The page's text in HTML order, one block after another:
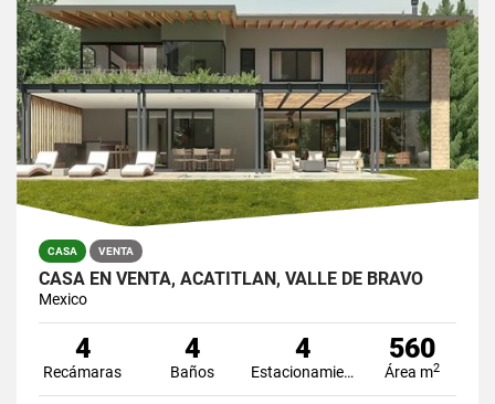
CASA VENTA
CASA EN VENTA, ACATITLÁN, VALLE DE BRAVO
Mexico
4
Recámaras
4
Baños
4
Estacionamiento
560
Área m2